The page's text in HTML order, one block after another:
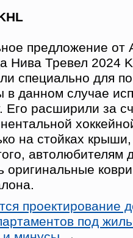
предложение от
Нива Тревел 2024
специально для
в данном случае
Его расширили за
на стойках
автолюбителям
оригинальные
проектирование
под